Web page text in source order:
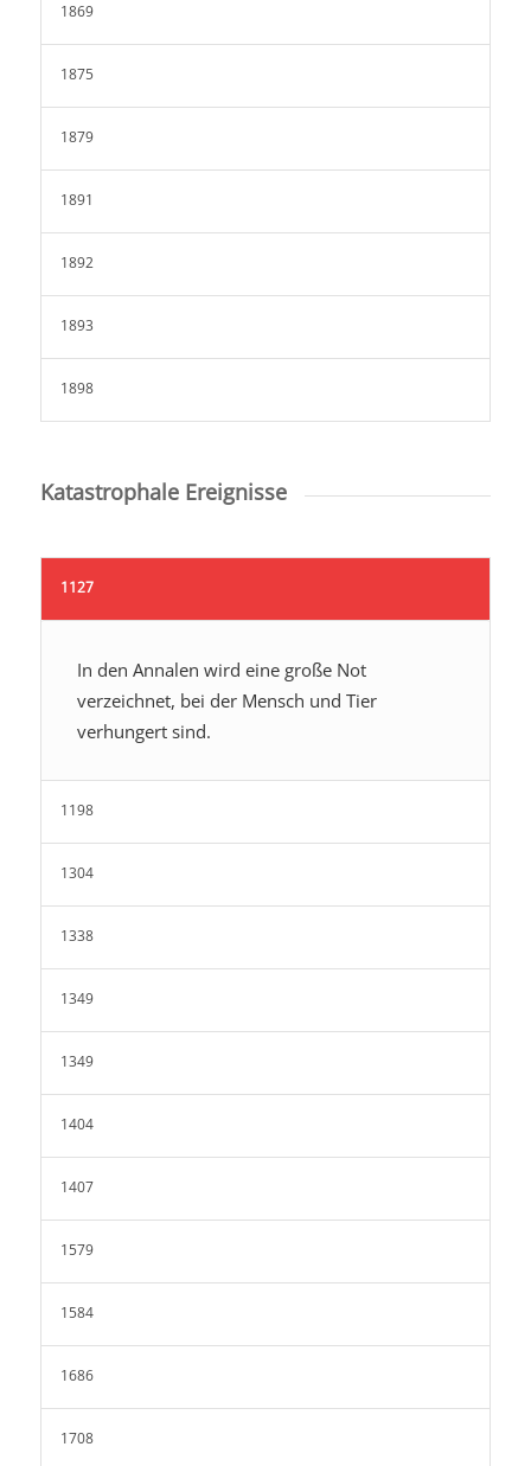
1869
1875
1879
1891
1892
1893
1898
Katastrophale Ereignisse
1127
In den Annalen wird eine große Not
verzeichnet, bei der Mensch und Tier
verhungert sind.
1198
1304
1338
1349
1349
1404
1407
1579
1584
1686
1708